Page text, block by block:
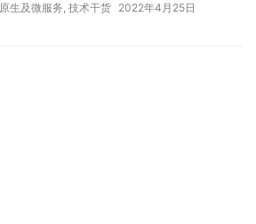
生及微服务, 技术干货 2022年4月25日